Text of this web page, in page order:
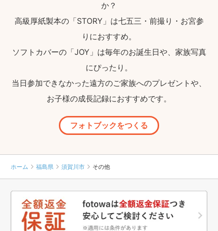
か？
高級厚紙製本の「STORY」は七五三・前撮り・お宮参
りにおすすめ。
ソフトカバーの「JOY」は毎年のお誕生日や、家族写真
にぴったり。
当日参加できなかった遠方のご家族へのプレゼントや、
お子様の成長記録におすすめです。
フォトブックをつくる
ホーム 福島県 須賀川市 その他